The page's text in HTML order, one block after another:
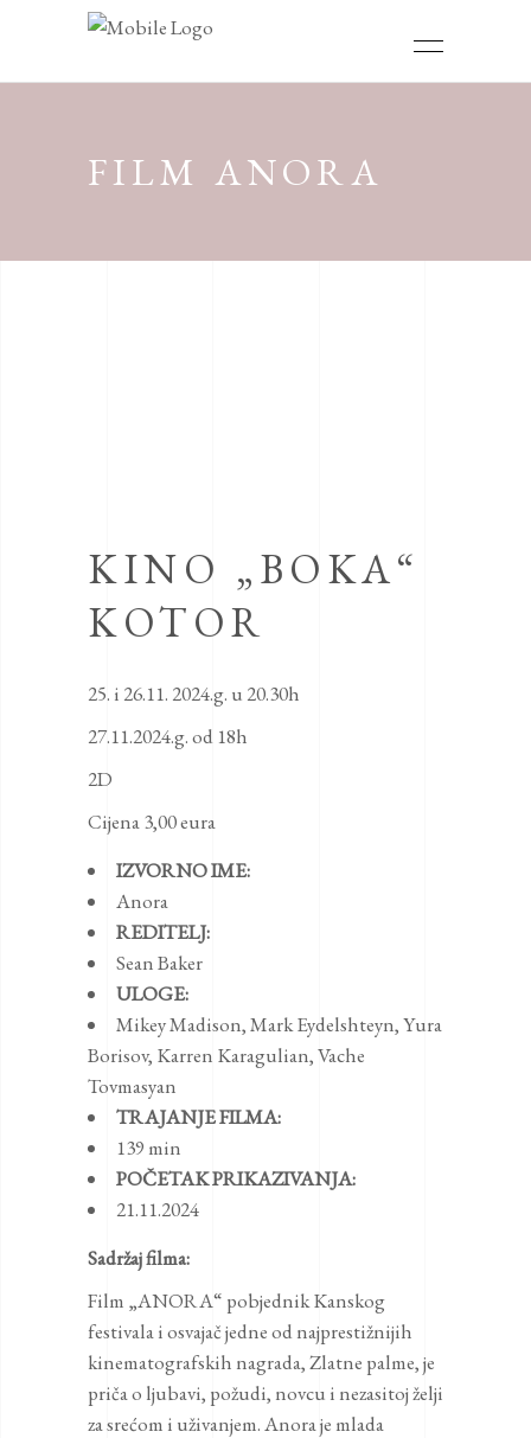
FILM ANORA
KINO „BOKA“
KOTOR
25. i 26.11. 2024.g. u 20.30h
27.11.2024.g. od 18h
2D
Cijena 3,00 eura
IZVORNO IME:
Anora
REDITELJ:
Sean Baker
ULOGE:
Mikey Madison,Mark Eydelshteyn,Yura
Borisov, Karren Karagulian,Vache
Tovmasyan
TRAJANJE FILMA:
139 min
POČETAK PRIKAZIVANJA:
21.11.2024
Sadržaj filma:
Film „ANORA“ pobjednik Kanskog
festivala i osvajač jedne od najprestižnijih
kinematografskih nagrada, Zlatne palme, je
priča o ljubavi, požudi, novcu i nezasitoj želji
za srećom i uživanjem. Anora je mlada